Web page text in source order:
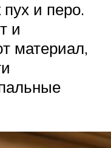
пух и перо.
и
материал,